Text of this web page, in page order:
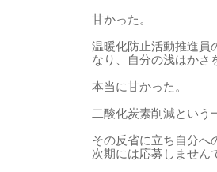
甘かった。
温暖化防止活動推進員
なり、自分の浅はかさ
本当に甘かった。
二酸化炭素削減という
その反省に立ち自分へ
次期には応募しません